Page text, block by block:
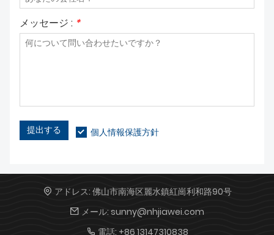
メッセージ : *
提出する 個人情報保護方針
アドレス: 佛山市南海区麗水鎮紅崗利和路90号
メール: sunny@nhjiawei.com
電話: +86 13147310838